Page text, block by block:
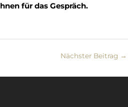
für das Gespräch.
Nächster Beitrag →